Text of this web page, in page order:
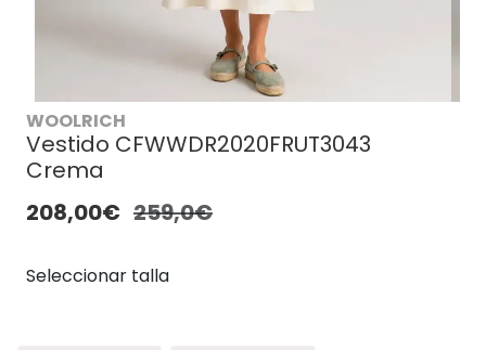
WOOLRICH
Vestido CFWWDR2020FRUT3043
Crema
208,00€ 259,0€
Seleccionar talla